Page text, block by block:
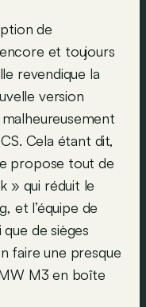
de
et toujours
revendique la
version
Cela étant dit,
propose tout de
» qui réduit le
et l’équipe de
de sièges
faire une presque
M3 en boîte